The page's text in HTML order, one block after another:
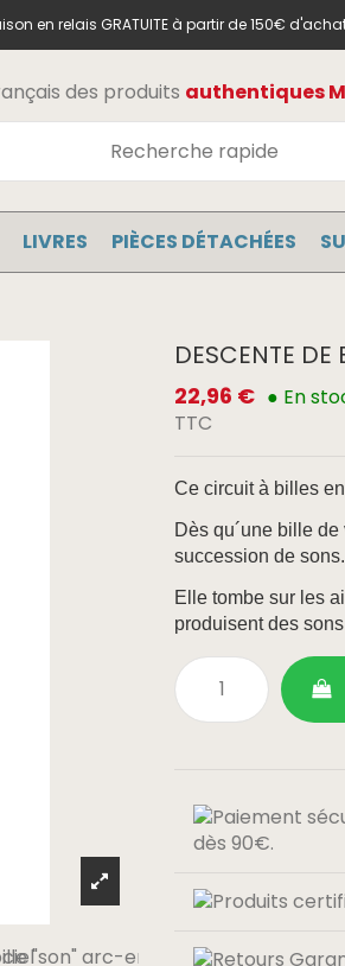
en relais GRATUITE à partir de 150€
des produits authentiques
LIVRES PIÈCES DÉTACHÉES
DESCENTE
22,96 € ● En
TTC
Ce circuit à billes
Dès qu´une bille
succession de sons.
Elle tombe sur les
produisent des
dès 90€.